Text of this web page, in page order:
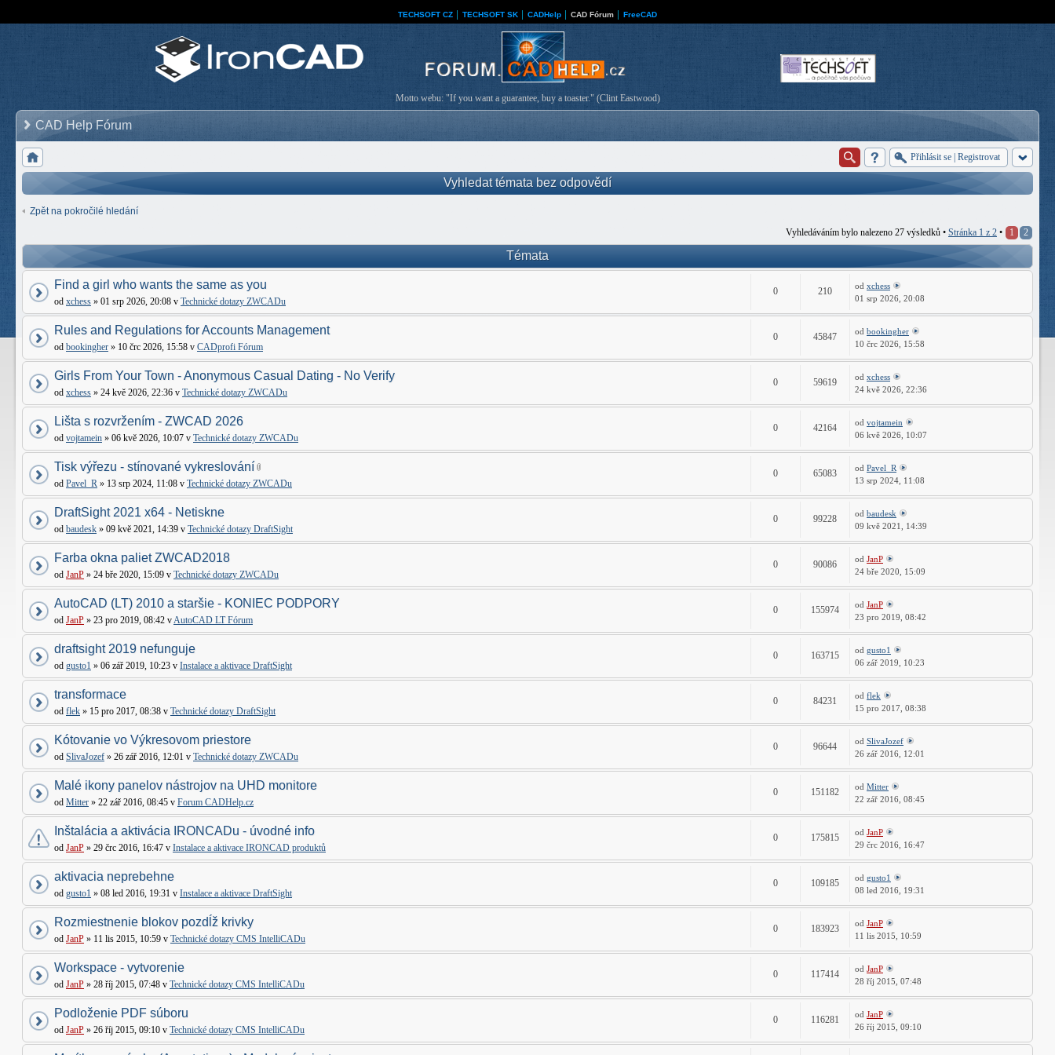
TECHSOFT CZ TECHSOFT SK CADHelp CAD Fórum FreeCAD
Motto webu: "If you want a guarantee, buy a toaster." (Clint Eastwood)
CAD Help Fórum
Přihlásit se Registrovat
Vyhledat témata bez odpovědí
Zpět na pokročilé hledání
Vyhledáváním bylo nalezeno 27 výsledků • Stránka 1 z 2 • 1 2
Témata
Find a girl who wants the same as you
od xchess » 01 srp 2026, 20:08 v Technické dotazy ZWCADu
0 210 od xchess
01 srp 2026, 20:08
Rules and Regulations for Accounts Management
od bookingher » 10 črc 2026, 15:58 v CADprofi Fórum
0 45847 od bookingher
10 črc 2026, 15:58
Girls From Your Town - Anonymous Casual Dating - No Verify
od xchess » 24 kvě 2026, 22:36 v Technické dotazy ZWCADu
0 59619 od xchess
24 kvě 2026, 22:36
Lišta s rozvržením - ZWCAD 2026
od vojtamein » 06 kvě 2026, 10:07 v Technické dotazy ZWCADu
0 42164 od vojtamein
06 kvě 2026, 10:07
Tisk výřezu - stínované vykreslování
od Pavel_R » 13 srp 2024, 11:08 v Technické dotazy ZWCADu
0 65083 od Pavel_R
13 srp 2024, 11:08
DraftSight 2021 x64 - Netiskne
od baudesk » 09 kvě 2021, 14:39 v Technické dotazy DraftSight
0 99228 od baudesk
09 kvě 2021, 14:39
Farba okna paliet ZWCAD2018
od JanP » 24 bře 2020, 15:09 v Technické dotazy ZWCADu
0 90086 od JanP
24 bře 2020, 15:09
AutoCAD (LT) 2010 a staršie - KONIEC PODPORY
od JanP » 23 pro 2019, 08:42 vAutoCAD LT Fórum
0 155974 od JanP
23 pro 2019, 08:42
draftsight 2019 nefunguje
od gusto1 » 06 zář 2019, 10:23 v Instalace a aktivace DraftSight
0 163715 od gusto1
06 zář 2019, 10:23
transformace
od flek » 15 pro 2017, 08:38 v Technické dotazy DraftSight
0 84231 od flek
15 pro 2017, 08:38
Kótovanie vo Výkresovom priestore
od SlivaJozef » 26 zář 2016, 12:01 v Technické dotazy ZWCADu
0 96644 od SlivaJozef
26 zář 2016, 12:01
Malé ikony panelov nástrojov na UHD monitore
od Mitter » 22 zář 2016, 08:45 v Forum CADHelp.cz
0 151182 od Mitter
22 zář 2016, 08:45
Inštalácia a aktivácia IRONCADu - úvodné info
od JanP » 29 črc 2016, 16:47 v Instalace a aktivace IRONCAD produktů
0 175815 od JanP
29 črc 2016, 16:47
aktivacia neprebehne
od gusto1 » 08 led 2016, 19:31 v Instalace a aktivace DraftSight
0 109185 od gusto1
08 led 2016, 19:31
Rozmiestnenie blokov pozdĺž krivky
od JanP » 11 lis 2015, 10:59 v Technické dotazy CMS IntelliCADu
0 183923 od JanP
11 lis 2015, 10:59
Workspace - vytvorenie
od JanP » 28 říj 2015, 07:48 v Technické dotazy CMS IntelliCADu
0 117414 od JanP
28 říj 2015, 07:48
Podloženie PDF súboru
od JanP » 26 říj 2015, 09:10 v Technické dotazy CMS IntelliCADu
0 116281 od JanP
26 říj 2015, 09:10